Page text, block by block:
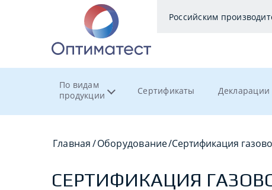
Российским
По видам
продукции
Сертификаты Декларации
Главная/Оборудование/Сертификация
СЕРТИФИКАЦИЯ